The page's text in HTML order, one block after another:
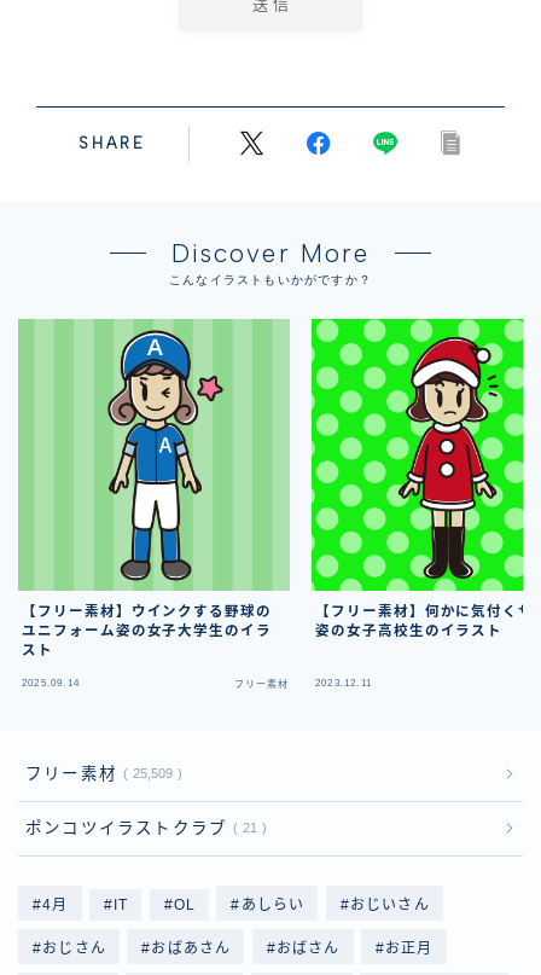
SHARE
Discover More
こんなイラストもいかがですか？
【フリー素材】ウインクする野球の
ユニフォーム姿の女子大学生のイラ
スト
2025.09.14 フリー素材
【フリー素材】何かに気付くサ
姿の女子高校生のイラスト
2023.12.11
フリー素材 25,509
ポンコツイラストクラブ 21
4月 IT OL あしらい おじいさん
おじさん おばあさん おばさん お正月